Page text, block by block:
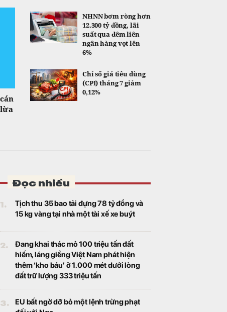
NHNN bơm ròng hơn
12.300 tỷ đồng, lãi
suất qua đêm liên
ngân hàng vọt lên
6%
Chỉ số giá tiêu dùng
(CPI) tháng 7 giảm
0,12%
Đọc nhiều
1.
Tịch thu 35 bao tải đựng 78 tỷ đồng và
15 kg vàng tại nhà một tài xế xe buýt
2.
Đang khai thác mỏ 100 triệu tấn đất
hiếm, láng giềng Việt Nam phát hiện
thêm ‘kho báu’ ở 1.000 mét dưới lòng
đất trữ lượng 333 triệu tấn
3.
EU bất ngờ dỡ bỏ một lệnh trừng phạt